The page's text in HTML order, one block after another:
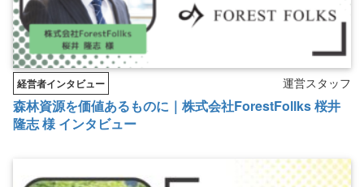
経営者インタビュー 運営スタッフ
森林資源を価値あるものに｜株式会社ForestFollks 桜井
隆志 様 インタビュー